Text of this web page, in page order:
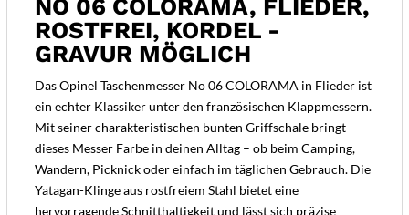
NO 06 COLORAMA, FLIEDER,
ROSTFREI, KORDEL -
GRAVUR MÖGLICH
Das Opinel Taschenmesser No 06 COLORAMA in Flieder ist
ein echter Klassiker unter den französischen Klappmessern.
Mit seiner charakteristischen bunten Griffschale bringt
dieses Messer Farbe in deinen Alltag – ob beim Camping,
Wandern, Picknick oder einfach im täglichen Gebrauch. Die
Yatagan-Klinge aus rostfreiem Stahl bietet eine
hervorragende Schnitthaltigkeit und lässt sich präzise